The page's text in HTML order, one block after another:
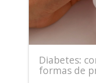
Diabetes:
formas de